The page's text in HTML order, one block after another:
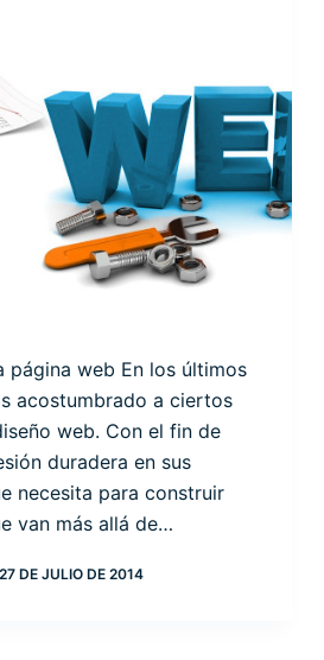
página web En los últimos
acostumbrado a ciertos
web. Con el fin de
duradera en sus
necesita para construir
van más allá de…
27 DE JULIO DE 2014